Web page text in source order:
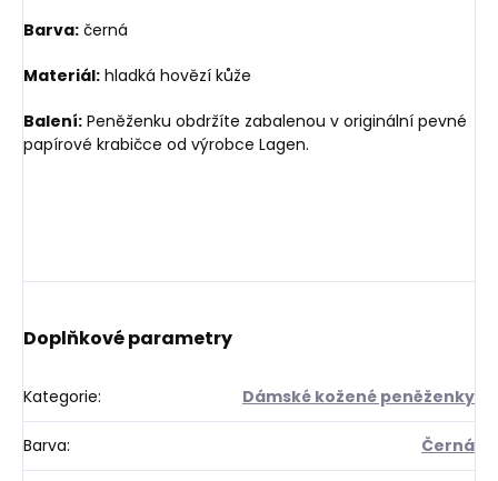
Barva: černá
Materiál: hladká hovězí kůže
Balení: Peněženku obdržíte zabalenou v originální pevné
papírové krabičce od výrobce Lagen.
Doplňkové parametry
Kategorie: Dámské kožené peněženky
Barva: Černá